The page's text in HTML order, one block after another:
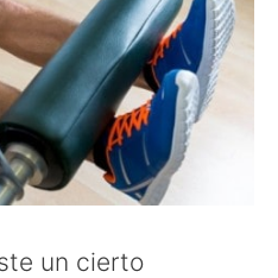
un cierto